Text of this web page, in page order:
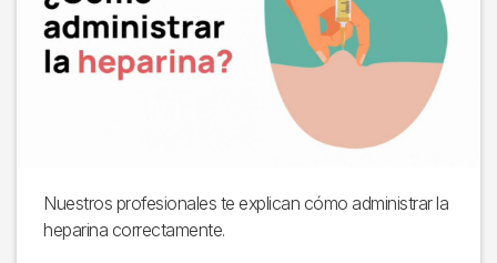
Nuestros profesionales te explican cómo administrar la
heparina correctamente.